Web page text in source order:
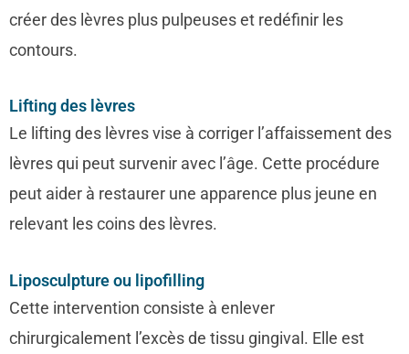
créer des lèvres plus pulpeuses et redéfinir les
contours.
Lifting des lèvres
Le lifting des lèvres vise à corriger l’affaissement des
lèvres qui peut survenir avec l’âge. Cette procédure
peut aider à restaurer une apparence plus jeune en
relevant les coins des lèvres.
Liposculpture ou lipofilling
Cette intervention consiste à enlever
chirurgicalement l’excès de tissu gingival. Elle est